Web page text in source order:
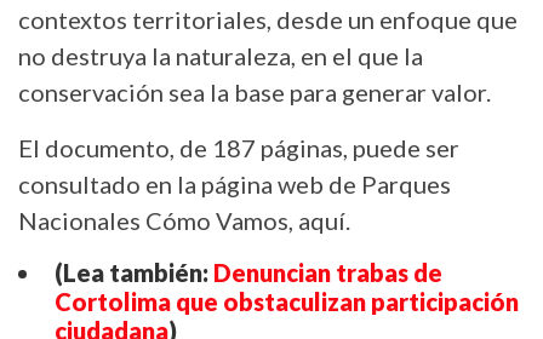
contextos territoriales, desde un enfoque que
no destruya la naturaleza, en el que la
conservación sea la base para generar valor.
El documento, de 187 páginas, puede ser
consultado en la página web de Parques
Nacionales Cómo Vamos, aquí.
(Lea también: Denuncian trabas de
Cortolima que obstaculizan participación
ciudadana)